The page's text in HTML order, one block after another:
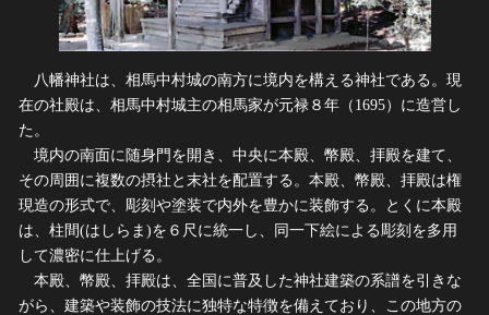
八幡神社は、相馬中村城の南方に境内を構える神社である。現
在の社殿は、相馬中村城主の相馬家が元禄８年（1695）に造営し
た。
境内の南面に随身門を開き、中央に本殿、幣殿、拝殿を建て、
その周囲に複数の摂社と末社を配置する。本殿、幣殿、拝殿は権
現造の形式で、彫刻や塗装で内外を豊かに装飾する。とくに本殿
は、柱間(はしらま)を６尺に統一し、同一下絵による彫刻を多用
して濃密に仕上げる。
本殿、幣殿、拝殿は、全国に普及した神社建築の系譜を引きな
がら、建築や装飾の技法に独特な特徴を備えており、この地方の